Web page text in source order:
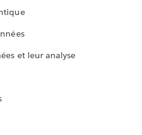
et leur analyse